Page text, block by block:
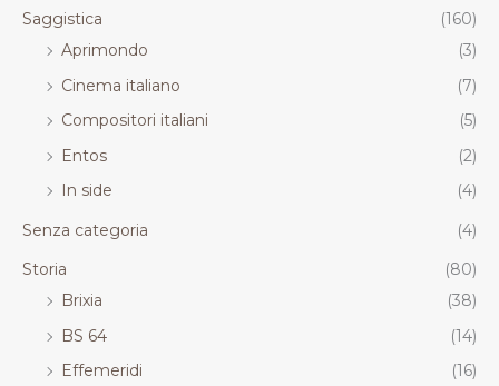
Saggistica
(160)
Aprimondo
(3)
Cinema italiano
(7)
Compositori italiani
(5)
Entos
(2)
In side
(4)
Senza categoria
(4)
Storia
(80)
Brixia
(38)
BS 64
(14)
Effemeridi
(16)